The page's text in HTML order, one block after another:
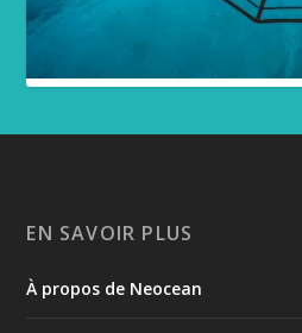
EN SAVOIR PLUS
À propos de Neocean